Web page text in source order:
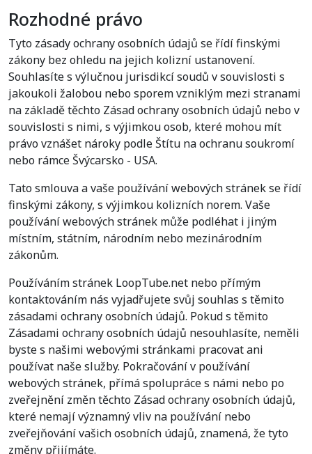
Rozhodné právo
Tyto zásady ochrany osobních údajů se řídí finskými
zákony bez ohledu na jejich kolizní ustanovení.
Souhlasíte s výlučnou jurisdikcí soudů v souvislosti s
jakoukoli žalobou nebo sporem vzniklým mezi stranami
na základě těchto Zásad ochrany osobních údajů nebo v
souvislosti s nimi, s výjimkou osob, které mohou mít
právo vznášet nároky podle Štítu na ochranu soukromí
nebo rámce Švýcarsko - USA.
Tato smlouva a vaše používání webových stránek se řídí
finskými zákony, s výjimkou kolizních norem. Vaše
používání webových stránek může podléhat i jiným
místním, státním, národním nebo mezinárodním
zákonům.
Používáním stránek LoopTube.net nebo přímým
kontaktováním nás vyjadřujete svůj souhlas s těmito
zásadami ochrany osobních údajů. Pokud s těmito
Zásadami ochrany osobních údajů nesouhlasíte, neměli
byste s našimi webovými stránkami pracovat ani
používat naše služby. Pokračování v používání
webových stránek, přímá spolupráce s námi nebo po
zveřejnění změn těchto Zásad ochrany osobních údajů,
které nemají významný vliv na používání nebo
zveřejňování vašich osobních údajů, znamená, že tyto
změny přijímáte.